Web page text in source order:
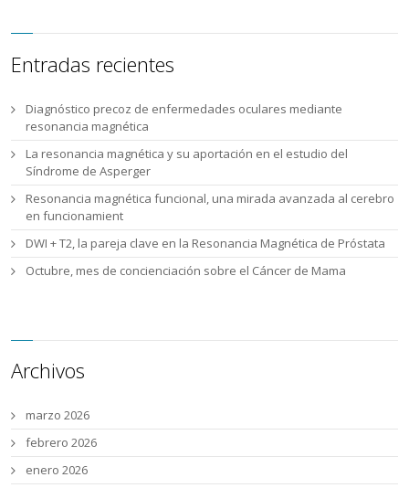
Entradas recientes
Diagnóstico precoz de enfermedades oculares mediante
resonancia magnética
La resonancia magnética y su aportación en el estudio del
Síndrome de Asperger
Resonancia magnética funcional, una mirada avanzada al cerebro
en funcionamient
DWI + T2, la pareja clave en la Resonancia Magnética de Próstata
Octubre, mes de concienciación sobre el Cáncer de Mama
Archivos
marzo 2026
febrero 2026
enero 2026